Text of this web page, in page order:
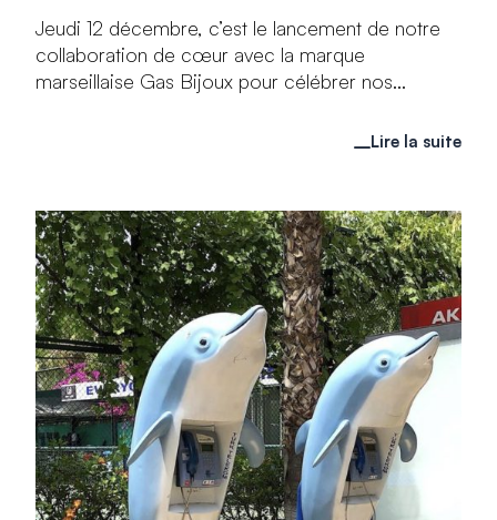
Jeudi 12 décembre, c’est le lancement de notre
collaboration de cœur avec la marque
marseillaise Gas Bijoux pour célébrer nos...
Lire la suite